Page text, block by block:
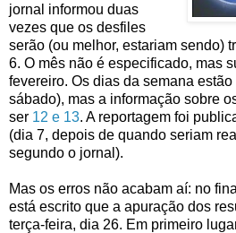
jornal informou duas
vezes que os desfiles
serão (ou melhor, estariam sendo)
6. O mês não é especificado, mas
fevereiro. Os dias da semana
sábado), mas a informação sobre
ser 12 e 13. A reportagem foi
(dia 7, depois de quando seriam
segundo o jornal).
Mas os erros não acabam aí: no
está escrito que a apuração dos
terça-feira, dia 26. Em primeiro